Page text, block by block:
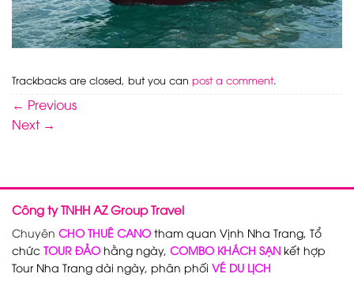
Trackbacks are closed, but you can post a comment.
← Previous
Next →
Công ty TNHH AZ Group Travel
Chuyên CHO THUÊ CANO tham quan Vịnh Nha Trang, Tổ
chức TOUR ĐẢO hằng ngày, COMBO KHÁCH SẠN kết hợp
Tour Nha Trang dài ngày, phân phối VÉ DU LỊCH